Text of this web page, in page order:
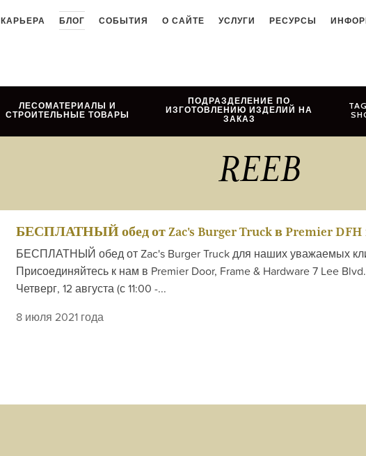
КАРЬЕРА БЛОГ СОБЫТИЯ О САЙТЕ УСЛУГИ РЕСУРСЫ
ЛЕСОМАТЕРИАЛЫ И
СТРОИТЕЛЬНЫЕ ТОВАРЫ
ПОДРАЗДЕЛЕНИЕ ПО
ИЗГОТОВЛЕНИЮ ИЗДЕЛИЙ НА
ЗАКАЗ
REEB
БЕСПЛАТНЫЙ обед от Zac's Burger Truck в Premier
БЕСПЛАТНЫЙ обед от Zac's Burger Truck для наших уважаемых
Присоединяйтесь к нам в Premier Door, Frame & Hardware 7 Lee
Четверг, 12 августа (с 11:00 -...
8 июля 2021 года